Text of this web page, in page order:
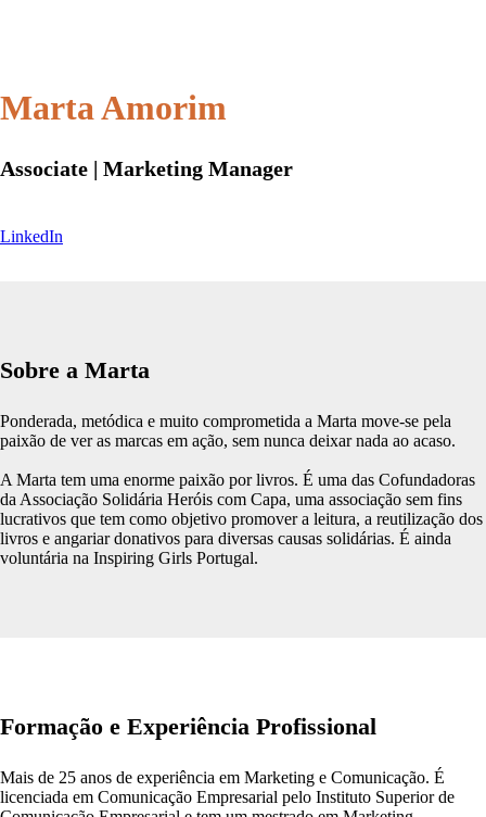
Marta Amorim
Associate | Marketing Manager
LinkedIn
Sobre a Marta
Ponderada, metódica e muito comprometida a Marta move-se pela
paixão de ver as marcas em ação, sem nunca deixar nada ao acaso.
A Marta tem uma enorme paixão por livros. É uma das Cofundadoras
da Associação Solidária Heróis com Capa, uma associação sem fins
lucrativos que tem como objetivo promover a leitura, a reutilização dos
livros e angariar donativos para diversas causas solidárias. É ainda
voluntária na Inspiring Girls Portugal.
Formação e Experiência Profissional
Mais de 25 anos de experiência em Marketing e Comunicação. É
licenciada em Comunicação Empresarial pelo Instituto Superior de